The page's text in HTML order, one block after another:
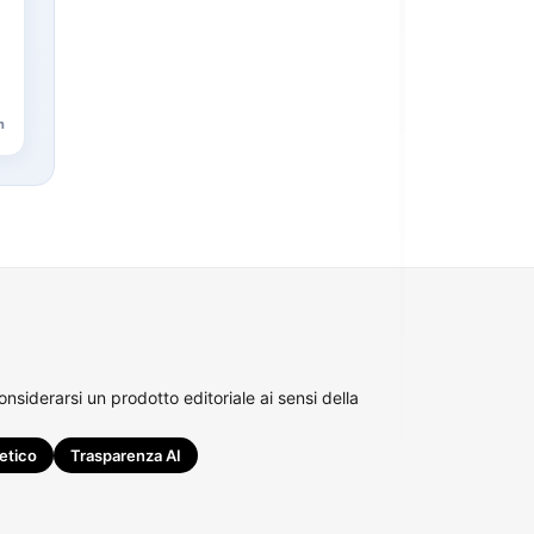
un prodotto editoriale ai sensi della
Trasparenza AI